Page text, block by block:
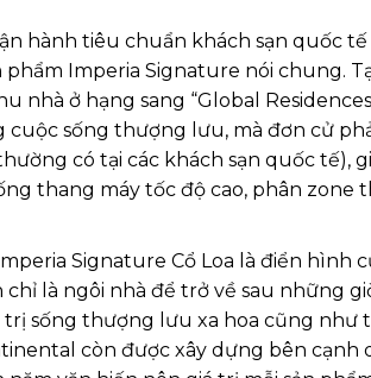
hành tiêu chuẩn khách sạn quốc
phẩm Imperia Signature nói chung.
nhà ở hạng sang “Global
cuộc sống thượng lưu, mà đơn cử
có tại các khách sạn quốc tế),
thang máy tốc độ cao, phân zone
Signature Cổ Loa là điển hình
là ngôi nhà để trở về sau những
sống thượng lưu xa hoa cũng như
còn được xây dựng bên cạnh